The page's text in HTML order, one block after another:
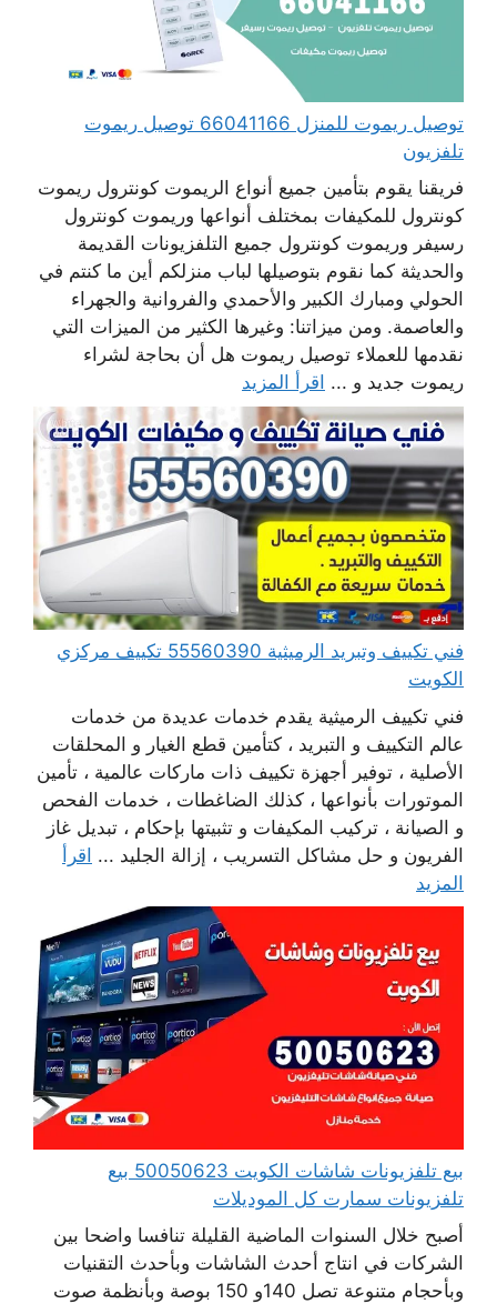
توصيل ريموت للمنزل 66041166 توصيل ريموت
تلفزيون
فريقنا يقوم بتأمين جميع أنواع الريموت كونترول ريموت
كونترول للمكيفات بمختلف أنواعها وريموت كونترول
رسيفر وريموت كونترول جميع التلفزيونات القديمة
والحديثة كما نقوم بتوصيلها لباب منزلكم أين ما كنتم في
الحولي ومبارك الكبير والأحمدي والفروانية والجهراء
والعاصمة. ومن ميزاتنا: وغيرها الكثير من الميزات التي
نقدمها للعملاء توصيل ريموت هل أن بحاجة لشراء
ريموت جديد و ... اقرأ المزيد
فني تكييف وتبريد الرميثية 55560390 تكييف مركزي
الكويت
فني تكييف الرميثية يقدم خدمات عديدة من خدمات
عالم التكييف و التبريد ، كتأمين قطع الغيار و المحلقات
الأصلية ، توفير أجهزة تكييف ذات ماركات عالمية ، تأمين
الموتورات بأنواعها ، كذلك الضاغطات ، خدمات الفحص
و الصيانة ، تركيب المكيفات و تثبيتها بإحكام ، تبديل غاز
الفريون و حل مشاكل التسريب ، إزالة الجليد ... اقرأ
المزيد
بيع تلفزيونات شاشات الكويت 50050623 بيع
تلفزيونات سمارت كل الموديلات
أصبح خلال السنوات الماضية القليلة تنافسا واضحا بين
الشركات في انتاج أحدث الشاشات وبأحدث التقنيات
وبأحجام متنوعة تصل 140و 150 بوصة وبأنظمة صوت